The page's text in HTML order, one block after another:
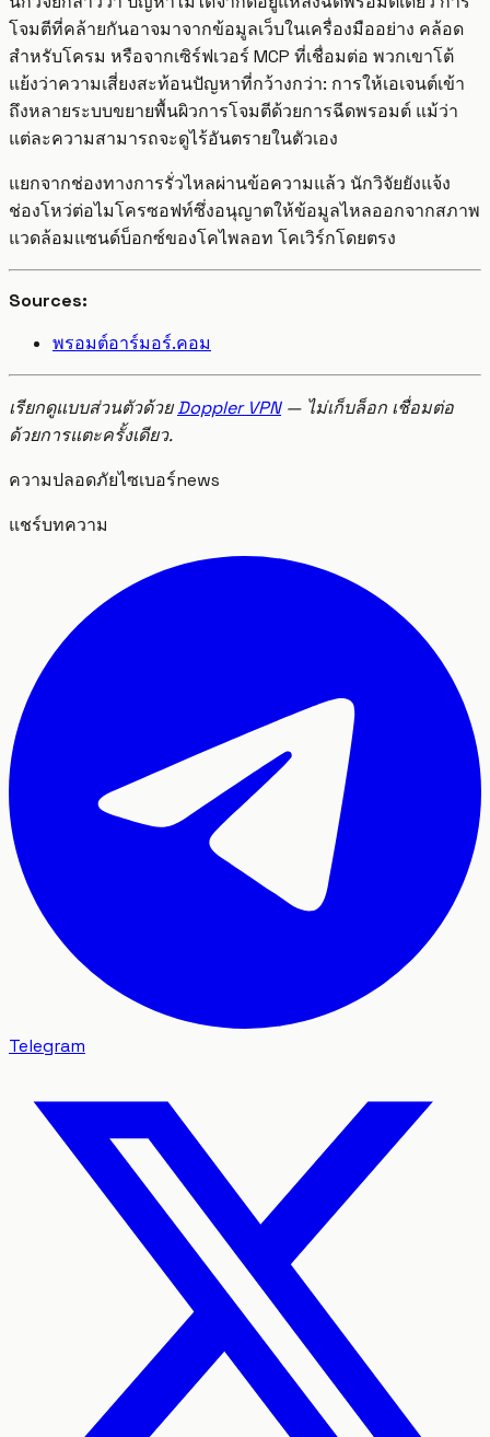
โจมตีที่คล้ายกันอาจมาจากข้อมูลเว็บในเครื่องมืออย่าง คล้อด
สำหรับโครม หรือจากเซิร์ฟเวอร์ MCP ที่เชื่อมต่อ พวกเขาโต้
แย้งว่าความเสี่ยงสะท้อนปัญหาที่กว้างกว่า: การให้เอเจนต์เข้า
ถึงหลายระบบขยายพื้นผิวการโจมตีด้วยการฉีดพรอมต์ แม้ว่า
แต่ละความสามารถจะดูไร้อันตรายในตัวเอง
แยกจากช่องทางการรั่วไหลผ่านข้อความแล้ว นักวิจัยยังแจ้ง
ช่องโหว่ต่อไมโครซอฟท์ซึ่งอนุญาตให้ข้อมูลไหลออกจากสภาพ
แวดล้อมแซนด์บ็อกซ์ของโคไพลอท โคเวิร์กโดยตรง
Sources:
พรอมต์อาร์มอร์.คอม
เรียกดูแบบส่วนตัวด้วยDoppler VPN— ไม่เก็บล็อก เชื่อมต่อ
ด้วยการแตะครั้งเดียว.
ความปลอดภัยไซเบอร์news
แชร์บทความ
Telegram